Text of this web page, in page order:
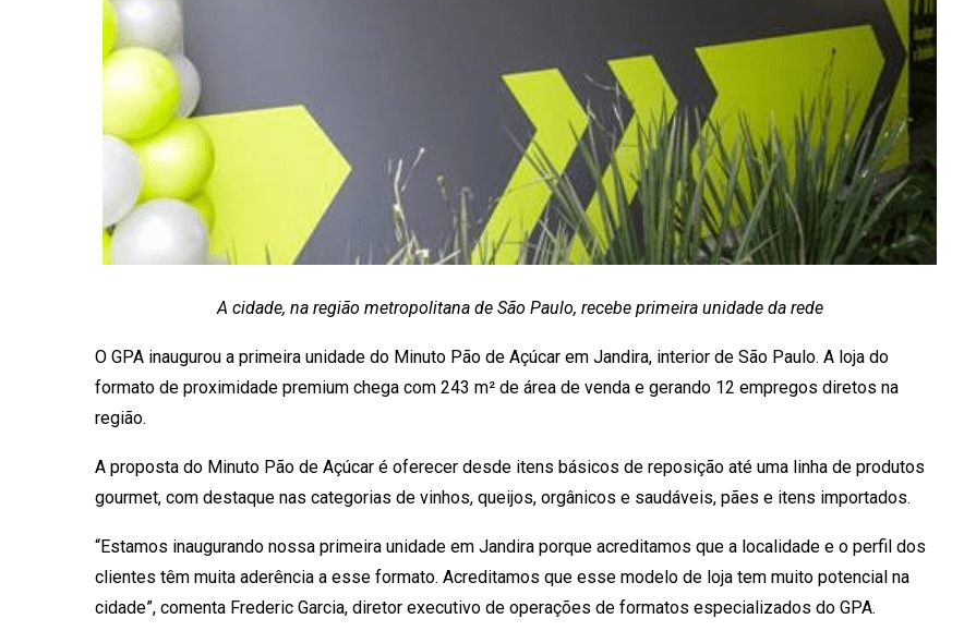
A cidade, na região metropolitana de São Paulo, recebe primeira unidade da rede
O GPA inaugurou a primeira unidade do Minuto Pão de Açúcar em Jandira, interior de São Paulo. A loja do
formato de proximidade premium chega com 243 m² de área de venda e gerando 12 empregos diretos na
região.
A proposta do Minuto Pão de Açúcar é oferecer desde itens básicos de reposição até uma linha de produtos
gourmet, com destaque nas categorias de vinhos, queijos, orgânicos e saudáveis, pães e itens importados.
“Estamos inaugurando nossa primeira unidade em Jandira porque acreditamos que a localidade e o perfil dos
clientes têm muita aderência a esse formato. Acreditamos que esse modelo de loja tem muito potencial na
cidade”, comenta Frederic Garcia, diretor executivo de operações de formatos especializados do GPA.